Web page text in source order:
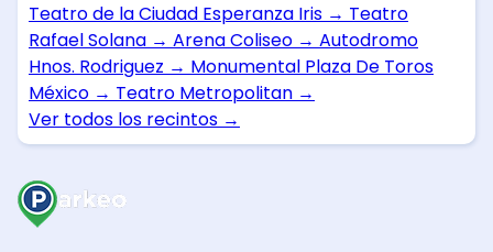
Teatro de la Ciudad Esperanza Iris → Teatro
Rafael Solana → Arena Coliseo → Autodromo
Hnos. Rodriguez → Monumental Plaza De Toros
México → Teatro Metropolitan →
Ver todos los recintos →